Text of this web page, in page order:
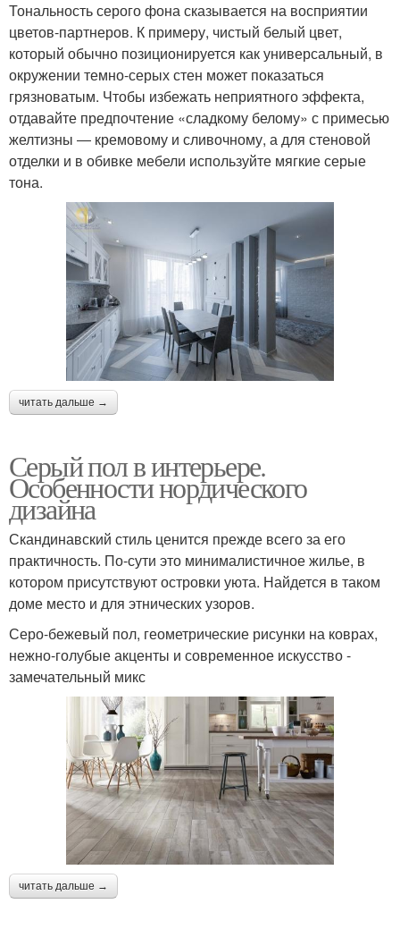
Тональность серого фона сказывается на восприятии
цветов-партнеров. К примеру, чистый белый цвет,
который обычно позиционируется как универсальный, в
окружении темно-серых стен может показаться
грязноватым. Чтобы избежать неприятного эффекта,
отдавайте предпочтение «сладкому белому» с примесью
желтизны ― кремовому и сливочному, а для стеновой
отделки и в обивке мебели используйте мягкие серые
тона.
читать дальше →
Серый пол в интерьере.
Особенности нордического
дизайна
Скандинавский стиль ценится прежде всего за его
практичность. По-сути это минималистичное жилье, в
котором присутствуют островки уюта. Найдется в таком
доме место и для этнических узоров.
Серо-бежевый пол, геометрические рисунки на коврах,
нежно-голубые акценты и современное искусство -
замечательный микс
читать дальше →